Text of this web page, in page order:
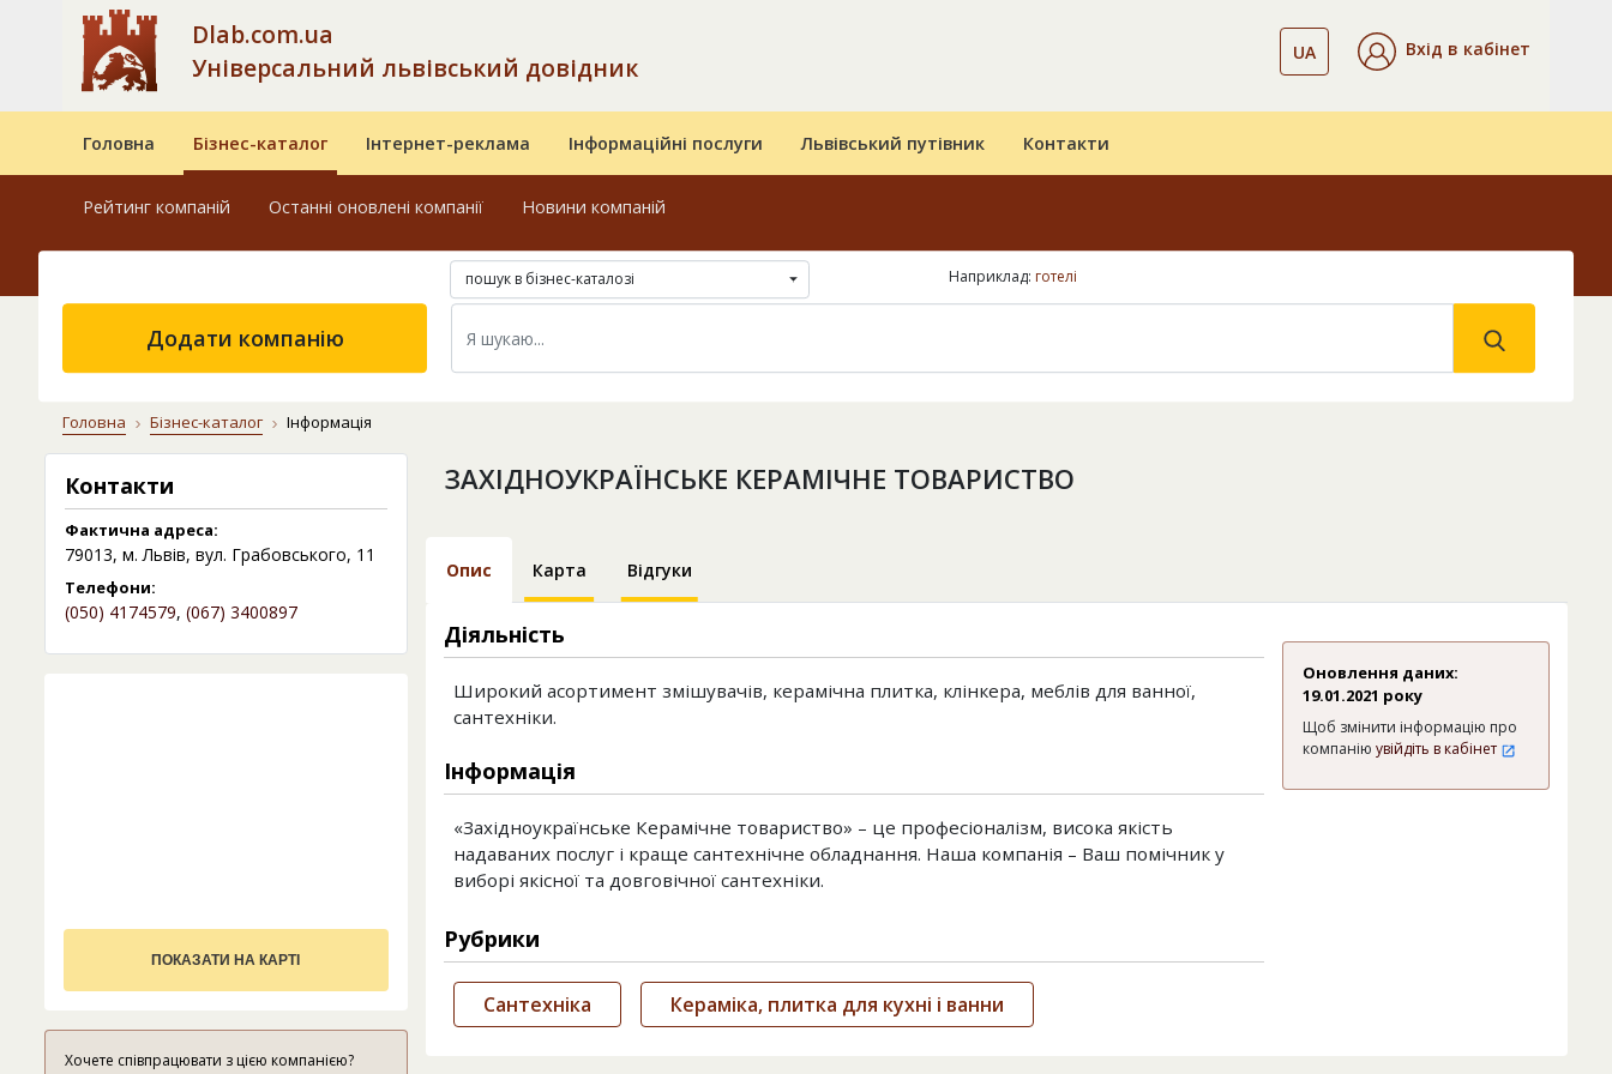
Dlab.com.ua
Універсальний львівський довідник
UA Вхід в кабінет
Головна Бізнес-каталог Інтернет-реклама Інформаційні послуги Львівський путівник Контакти
Рейтинг компаній Останні оновлені компанії Новини компаній
пошук в бізнес-каталозі Наприклад: готелі
Додати компанію
Головна Бізнес-каталог Інформація
Контакти
Фактична адреса:
79013, м. Львів, вул. Грабовського, 11
Телефони:
(050) 4174579, (067) 3400897
ПОКАЗАТИ НА КАРТІ
Хочете співпрацювати з цією компанією?
ЗАХІДНОУКРАЇНСЬКЕ КЕРАМІЧНЕ ТОВАРИСТВО
Опис Карта Відгуки
Діяльність
Широкий асортимент змішувачів, керамічна плитка, клінкера, меблів для ванної,
сантехніки.
Інформація
«Західноукраїнське Керамічне товариство» – це професіоналізм, висока якість
надаваних послуг і краще сантехнічне обладнання. Наша компанія – Ваш помічник у
виборі якісної та довговічної сантехніки.
Рубрики
Сантехніка Кераміка, плитка для кухні і ванни
Оновлення даних:
19.01.2021 року
Щоб змінити інформацію про
компанію увійдіть в кабінет